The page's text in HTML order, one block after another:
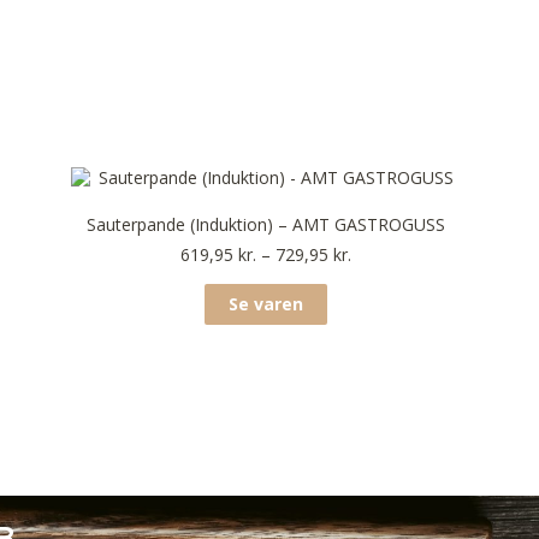
Sauterpande (Induktion) – AMT GASTROGUSS
619,95kr. – 729,95kr.
Se varen